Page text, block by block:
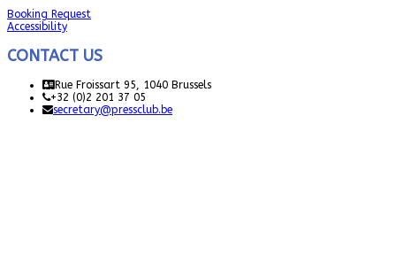
Booking Request
Accessibility
CONTACT US
Rue Froissart 95, 1040 Brussels
+32 (0)2 201 37 05
secretary@pressclub.be